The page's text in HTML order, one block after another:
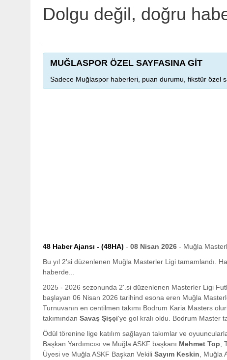
Dolgu değil, doğru
MUĞLASPOR ÖZEL SAYFASINA GİT
Sadece Muğlaspor haberleri, puan durumu, fikstür özel
48 Haber Ajansı - (48HA) - 08 Nisan 2026 - Muğla
Bu yıl 2'si düzenlenen Muğla Masterler Ligi tamamlandı.
haberde...
2025 - 2026 sezonunda 2'.si düzenlenen Masterler Ligi
başlayan 06 Nisan 2026 tarihind esona eren Muğla
Turnuvanın en centilmen takımı Bodrum Karia Masters
takımından Savaş Şişçi'ye gol kralı oldu. Bodrum Master
Ödül törenine lige katılım sağlayan takımlar ve
Başkan Yardımcısı ve Muğla ASKF başkanı Mehmet Top
Üyesi ve Muğla ASKF Başkan Vekili Sayım Keskin , Muğla